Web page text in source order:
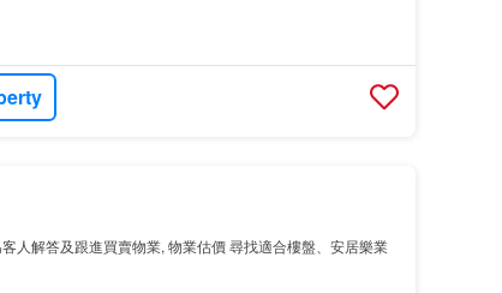
人解答及跟進買賣物業, 物業估價 尋找適合樓盤、安居樂業